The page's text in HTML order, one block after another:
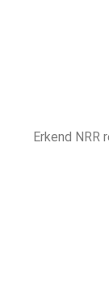
Erkend NRR